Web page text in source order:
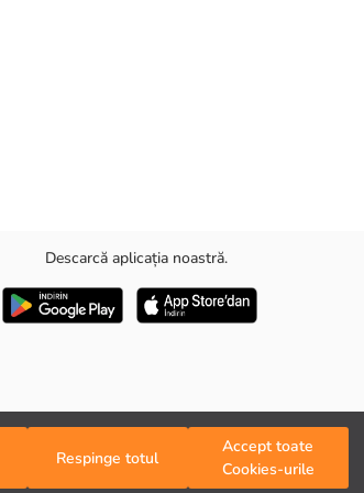
Respinge totul
Accept toate
Cookies-urile
Descarcă aplicația noastră.